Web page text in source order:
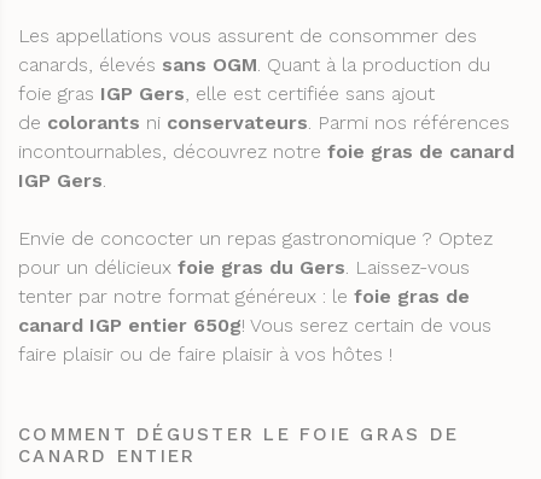
Les appellations vous assurent de consommer des
canards, élevés sans OGM. Quant à la production du
foie gras IGP Gers, elle est certifiée sans ajout
de colorants ni conservateurs. Parmi nos références
incontournables, découvrez notre foie gras de canard
IGP Gers.
Envie de concocter un repas gastronomique ? Optez
pour un délicieux foie gras du Gers. Laissez-vous
tenter par notre format généreux : le foie gras de
canard IGP entier 650g! Vous serez certain de vous
faire plaisir ou de faire plaisir à vos hôtes !
COMMENT DÉGUSTER LE FOIE GRAS DE
CANARD ENTIER